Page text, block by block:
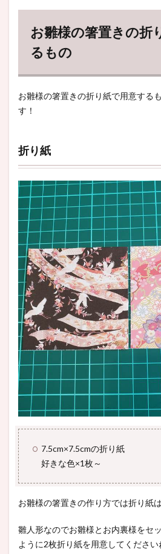
お雛様の箸置きの折
るもの
お雛様の箸置きの折り紙で用意する
す！
折り紙
7.5cm×7.5cmの折り紙
好きな色×1枚～
お雛様の箸置きの作り方では折り紙
雛人形なのでお雛様とお内裏様をセ
ように2枚折り紙を用意してくださ